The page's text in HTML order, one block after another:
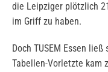
die Leipziger plötzlich
im Griff zu haben.
Doch TUSEM Essen
Tabellen-Vorletzte kam